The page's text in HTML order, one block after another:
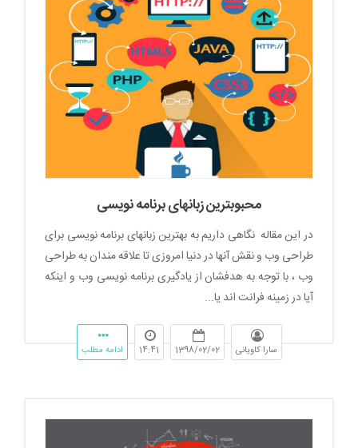
محبوبترین زبانهای برنامه نویسی
در این مقاله نگاهی داریم به بهترین زبانهای برنامه نویسی برای
طراحی وب و نقش آنها در دنیا امروزی تا علاقه مندان به طراحی
وب ، با توجه به هدفشان از یادگیری برنامه نویسی وب و اینکه
آیا در زمینه فرانت اند یا...
سارا کاویانی 1398/02/02
14:41 ادامه مطلب